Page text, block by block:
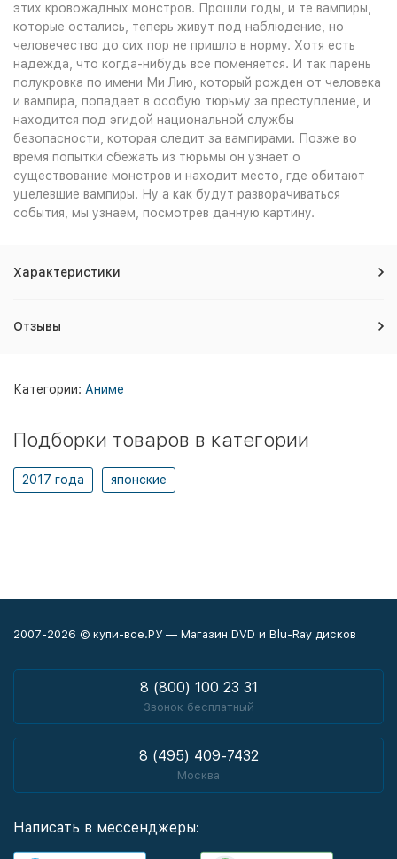
этих кровожадных монстров. Прошли годы, и те вампиры,
которые остались, теперь живут под наблюдение, но
человечество до сих пор не пришло в норму. Хотя есть
надежда, что когда-нибудь все поменяется. И так парень
полукровка по имени Ми Лию, который рожден от человека
и вампира, попадает в особую тюрьму за преступление, и
находится под эгидой национальной службы
безопасности, которая следит за вампирами. Позже во
время попытки сбежать из тюрьмы он узнает о
существование монстров и находит место, где обитают
уцелевшие вампиры. Ну а как будут разворачиваться
события, мы узнаем, посмотрев данную картину.
Характеристики
Отзывы
Категории: Аниме
Подборки товаров в категории
2017 года японские
2007-2026 © купи-все.РУ — Магазин DVD и Blu-Ray дисков
8 (800) 100 23 31
Звонок бесплатный
8 (495) 409-7432
Москва
Написать в мессенджеры: